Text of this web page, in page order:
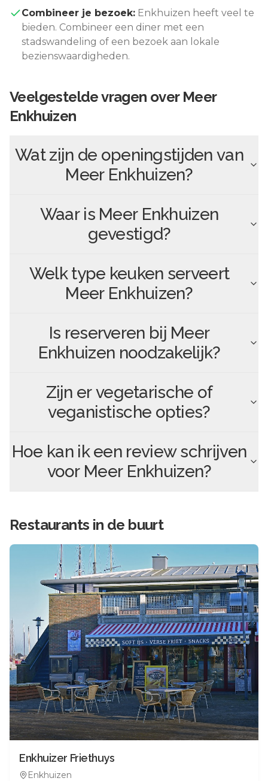
Combineer je bezoek: Enkhuizen heeft veel te
bieden. Combineer een diner met een
stadswandeling of een bezoek aan lokale
bezienswaardigheden.
Veelgestelde vragen over Meer
Enkhuizen
Wat zijn de openingstijden van
Meer Enkhuizen?
Waar is Meer Enkhuizen
gevestigd?
Welk type keuken serveert
Meer Enkhuizen?
Is reserveren bij Meer
Enkhuizen noodzakelijk?
Zijn er vegetarische of
veganistische opties?
Hoe kan ik een review schrijven
voor Meer Enkhuizen?
Restaurants in de buurt
Enkhuizer Friethuys
Enkhuizen